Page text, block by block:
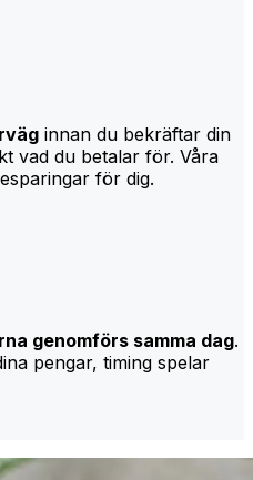
innan du bekräftar din
vad du betalar för. Våra
för dig.
genomförs samma dag.
pengar, timing spelar